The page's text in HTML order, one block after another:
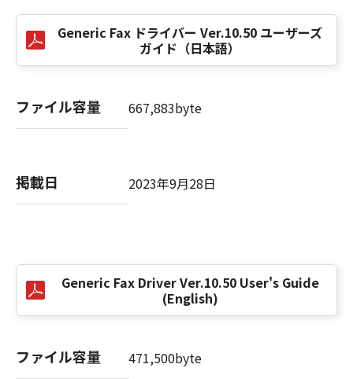
し、下記(2)または(3)により終了されるまで有
効に存続します。
(2) お客様は、「本ソフトウェア」およびその
複製物のすべてを廃棄および消去することによ
(3) お客様が本契約書のいずれかの条項に違反
した場合、本契約書は直ちに終了します。
びその複製物のすべてを廃棄または消去するも
のとします。
９．U.S. GOVERNMENT RESTRICTED RIGHTS
NOTICE
関また団体を意味します。もしお客様が米国政
府エンドユーザーである場合、以下の規定が適
Generic Fax ドライバー Ver.10.50 ユーザーズ
ガイド（日本語）
ファイル容量 667,883byte
掲載日 2023年9月28日
Generic Fax Driver Ver.10.50 User's Guide
(English)
ファイル容量 471,500byte